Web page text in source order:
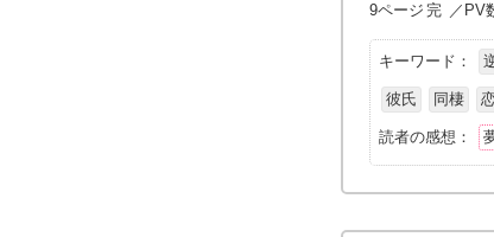
9ページ 完 ／PV
キーワード：
彼氏 同棲
読者の感想：